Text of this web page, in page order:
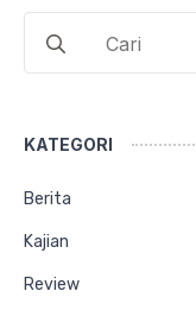
for:
KATEGORI
Berita
Kajian
Review